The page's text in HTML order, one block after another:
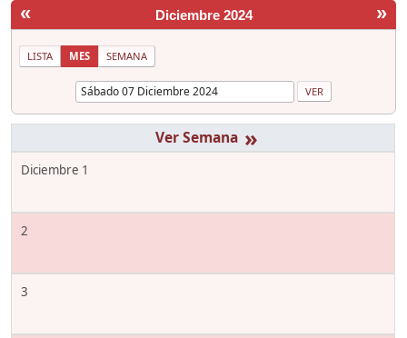
« »
Diciembre 2024
LISTA MES SEMANA
»
Diciembre 1
2
3